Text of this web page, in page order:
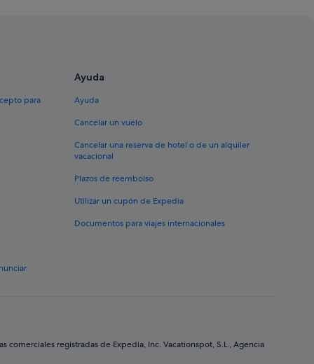
para
Ayuda
Ayuda
Cancelar un vuelo
Cancelar una reserva de hotel o de un alquiler
vacacional
Plazos de reembolso
Utilizar un cupón de Expedia
Documentos para viajes internacionales
registradas de Expedia, Inc. Vacationspot, S.L., Agencia